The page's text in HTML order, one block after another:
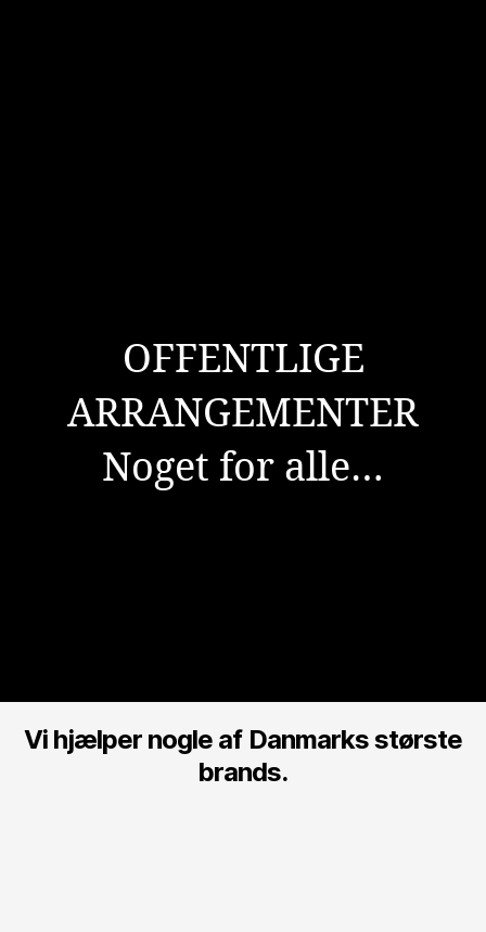
OFFENTLIGE
ARRANGEMENTER
Noget for alle…
Vi hjælper nogle af Danmarks største
brands.